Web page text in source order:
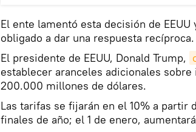
El ente lamentó esta decisión de
obligado a dar una respuesta recíproca.
El presidente de EEUU, Donald Trump,
establecer aranceles adicionales
200.000 millones de dólares.
Las tarifas se fijarán en el 10% a partir
finales de año; el 1 de enero,